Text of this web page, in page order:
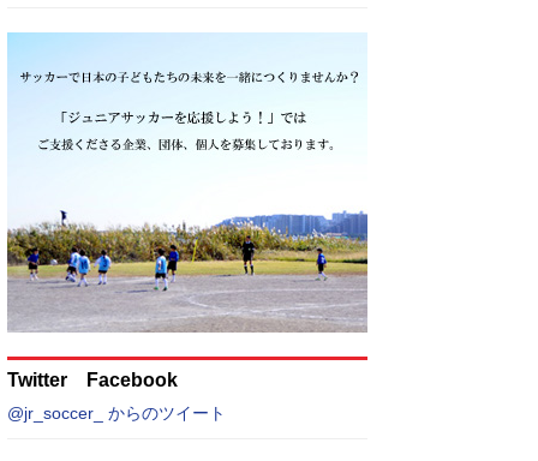
Twitter Facebook
@jr_soccer_ からのツイート